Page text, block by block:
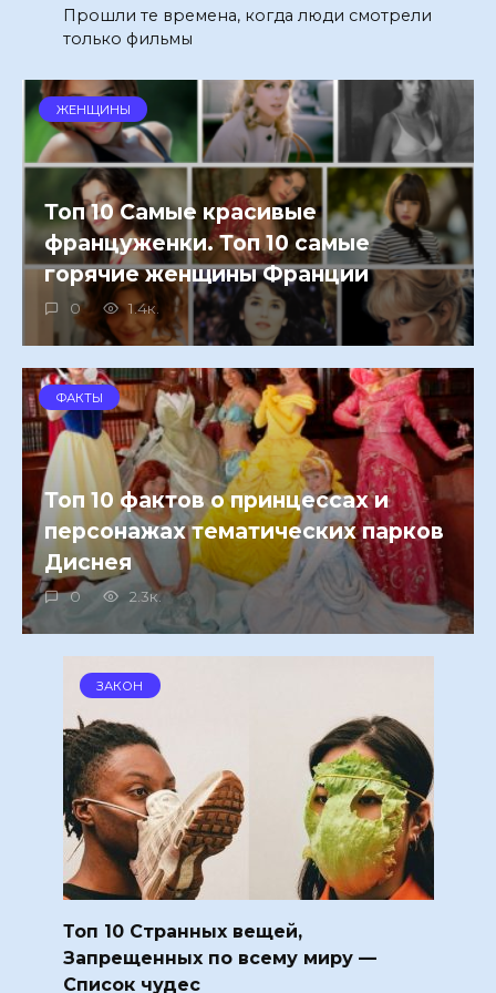
Прошли те времена, когда люди смотрели
только фильмы
ЖЕНЩИНЫ
Топ 10 Самые красивые
француженки. Топ 10 самые
горячие женщины Франции
0 1.4к.
ФАКТЫ
Топ 10 фактов о принцессах и
персонажах тематических парков
Диснея
0 2.3к.
ЗАКОН
Топ 10 Странных вещей,
Запрещенных по всему миру —
Список чудес